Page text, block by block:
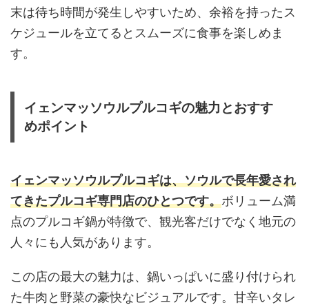
末は待ち時間が発生しやすいため、余裕を持ったス
ケジュールを立てるとスムーズに食事を楽しめま
す。
イェンマッソウルプルコギの魅力とおすす
めポイント
イェンマッソウルプルコギは、ソウルで長年愛され
てきたプルコギ専門店のひとつです。ボリューム満
点のプルコギ鍋が特徴で、観光客だけでなく地元の
人々にも人気があります。
この店の最大の魅力は、鍋いっぱいに盛り付けられ
た牛肉と野菜の豪快なビジュアルです。甘辛いタレ